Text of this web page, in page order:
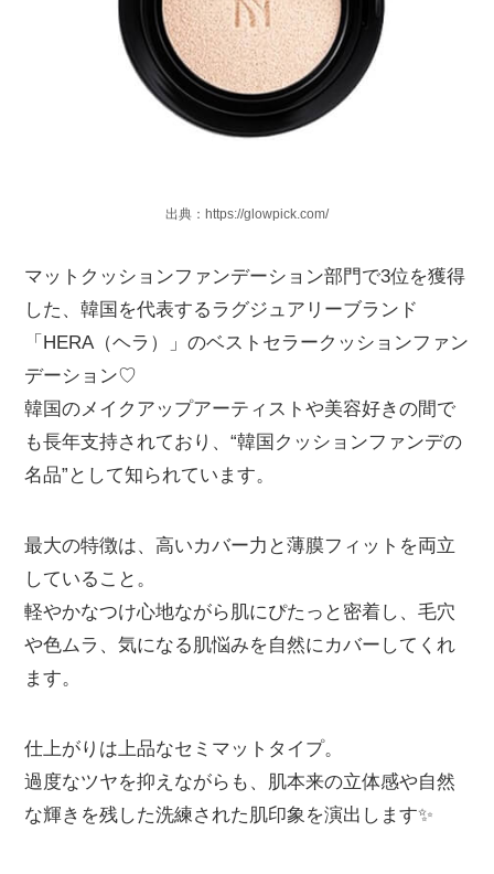
出典：https://glowpick.com/
マットクッションファンデーション部門で3位を獲得
した、韓国を代表するラグジュアリーブランド
「HERA（ヘラ）」のベストセラークッションファン
デーション♡
韓国のメイクアップアーティストや美容好きの間で
も長年支持されており、“韓国クッションファンデの
名品”として知られています。
最大の特徴は、高いカバー力と薄膜フィットを両立
していること。
軽やかなつけ心地ながら肌にぴたっと密着し、毛穴
や色ムラ、気になる肌悩みを自然にカバーしてくれ
ます。
仕上がりは上品なセミマットタイプ。
過度なツヤを抑えながらも、肌本来の立体感や自然
な輝きを残した洗練された肌印象を演出します✨